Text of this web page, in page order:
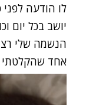
לו הודעה
יושב בכל יום
הנשמה שלי
אחד שהקלטתי